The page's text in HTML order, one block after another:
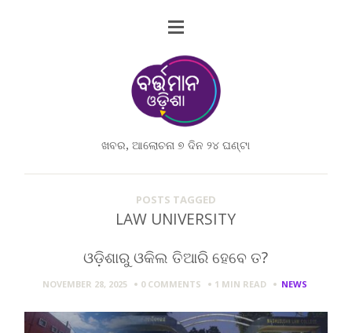
ଖବର, ଆଲୋଚନା ୭ ଦିନ ୨୪ ଘଣ୍ଟା
POSTS TAGGED
LAW UNIVERSITY
ଓଡ଼ିଶାରୁ ଓକିଲ ତିଆରି ହେବେ ତ?
NOVEMBER 28, 2025 0 COMMENTS 1 MIN READ NEWS